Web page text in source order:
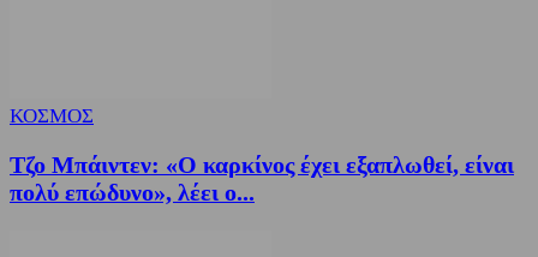
ΚΟΣΜΟΣ
Τζο Μπάιντεν: «Ο καρκίνος έχει εξαπλωθεί, είναι
πολύ επώδυνο», λέει ο...